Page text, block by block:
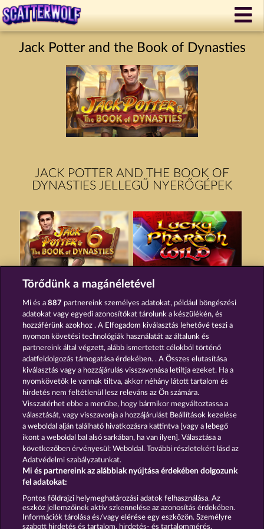
Jack Potter and the Book of Dynasties
JACK POTTER AND THE BOOK OF
DYNASTIES JELLEGŰ NYERŐGÉPEK
JACK POTTER & THE BOOK OF DYNASTIES 6 LUCKY PHARAOH WILD
CLEOPATRA'S CROWN PHARAOS RICHES
Részvételi feltételek
Adatkezelési tájékoztató Impresszum
A cég GYIK
Törődünk a magánéletével
Mi és a887 partnereink személyes adatokat, például böngészési
adatokat vagy egyedi azonosítókat tárolunk a készülékén, és
hozzáférünk azokhoz . A Elfogadom kiválasztás lehetővé teszi a
nyomon követési technológiák használatát az általunk és
partnereink által végzett, alább ismertetett célokból történő
adatfeldolgozás támogatása érdekében. . A Összes elutasítása
kiválasztás vagy a hozzájárulás visszavonása letiltja ezeket. Ha a
nyomkövetők le vannak tiltva, akkor néhány látott tartalom és
hirdetés nem feltétlenül lesz releváns az Ön számára.
Visszatérhet ebbe a menübe, hogy bármikor megváltoztassa a
választását, vagy visszavonja a hozzájárulást Beállítások kezelése
a weboldal alján található hivatkozásra kattintva [vagy a lebegő
ikont a weboldal bal alsó sarkában, ha van ilyen]. Választása a
következőben érvényesül: Weboldal. További részletekért lásd az
Adatvédelmi szabályzatunkat.
Mi és partnereink az alábbiak nyújtása érdekében dolgozunk
fel adatokat:
Pontos földrajzi helymeghatározási adatok felhasználása. Az
eszköz jellemzőinek aktív szkennelése az azonosítás érdekében.
Információk tárolása és/vagy elérése egy eszközön. Személyre
szabott hirdetés és tartalom, hirdetés- és tartalommérés,